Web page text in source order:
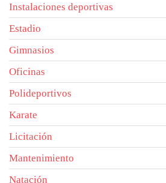
Instalaciones deportivas
Estadio
Gimnasios
Oficinas
Polideportivos
Karate
Licitación
Mantenimiento
Natación